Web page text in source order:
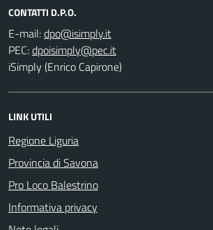
CONTATTI D.P.O.
E-mail:
PEC:
iSimply (Enrico Capirone)
LINK UTILI
Regione Liguria
Provincia di Savona
Pro Loco Balestrino
Informativa privacy